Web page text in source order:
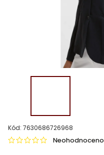
Kód: 7630686726968
Neohodnoceno